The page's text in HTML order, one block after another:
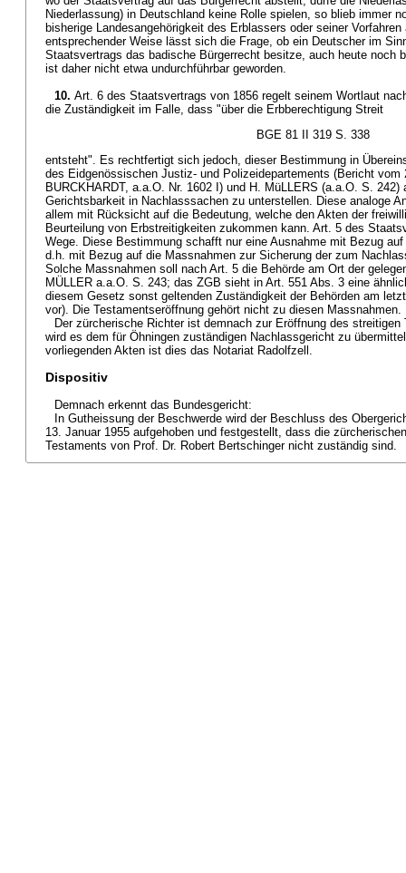
Niederlassung) in Deutschland keine Rolle spielen, so blieb immer
bisherige Landesangehörigkeit des Erblassers oder seiner
entsprechender Weise lässt sich die Frage, ob ein Deutscher im
Staatsvertrags das badische Bürgerrecht besitze, auch heute noch
ist daher nicht etwa undurchführbar geworden.
10. Art. 6 des Staatsvertrags von 1856 regelt seinem Wortlaut
die Zuständigkeit im Falle, dass "über die Erbberechtigung Streit
BGE 81 II 319 S. 338
entsteht". Es rechtfertigt sich jedoch, dieser Bestimmung in
des Eidgenössischen Justiz- und Polizeidepartements (Bericht vom
BURCKHARDT, a.a.O. Nr. 1602 I) und H. MüLLERS (a.a.O. S. 242)
Gerichtsbarkeit in Nachlasssachen zu unterstellen. Diese analoge
allem mit Rücksicht auf die Bedeutung, welche den Akten der
Beurteilung von Erbstreitigkeiten zukommen kann. Art. 5 des
Wege. Diese Bestimmung schafft nur eine Ausnahme mit Bezug
d.h. mit Bezug auf die Massnahmen zur Sicherung der zum
Solche Massnahmen soll nach Art. 5 die Behörde am Ort der
MÜLLER a.a.O. S. 243; das ZGB sieht in Art. 551 Abs. 3 eine
diesem Gesetz sonst geltenden Zuständigkeit der Behörden am
vor). Die Testamentseröffnung gehört nicht zu diesen Massnahmen.
Der zürcherische Richter ist demnach zur Eröffnung des
wird es dem für Öhningen zuständigen Nachlassgericht zu
vorliegenden Akten ist dies das Notariat Radolfzell.
Dispositiv
Demnach erkennt das Bundesgericht:
In Gutheissung der Beschwerde wird der Beschluss des
13. Januar 1955 aufgehoben und festgestellt, dass die
Testaments von Prof. Dr. Robert Bertschinger nicht zuständig sind.